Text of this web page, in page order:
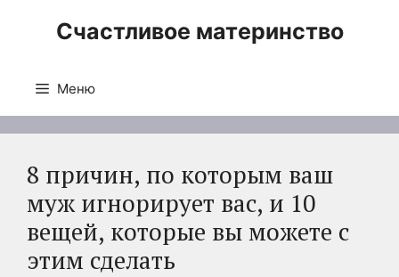
Счастливое материнство
Меню
8 причин, по которым ваш
муж игнорирует вас, и 10
вещей, которые вы можете с
этим сделать